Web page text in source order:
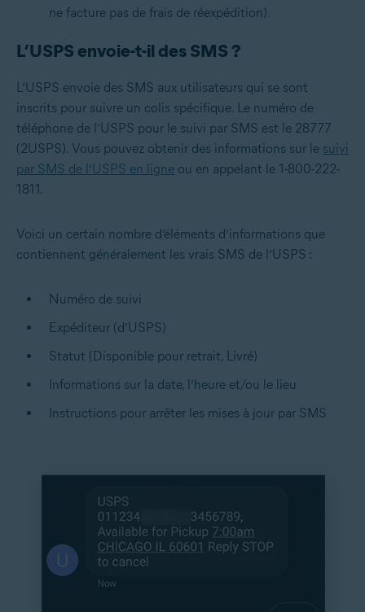
ne facture pas de frais de réexpédition).
L’USPS envoie-t-il des SMS ?
L’USPS envoie des SMS aux utilisateurs qui se sont
inscrits pour suivre un colis spécifique. Le numéro de
téléphone de l’USPS pour le suivi par SMS est le 28777
(2USPS). Vous pouvez obtenir des informations sur le suivi
par SMS de l’USPS en ligne ou en appelant le 1-800-222-
1811.
Voici un certain nombre d’éléments d’informations que
contiennent généralement les vrais SMS de l’USPS :
Numéro de suivi
Expéditeur (d’USPS)
Statut (Disponible pour retrait, Livré)
Informations sur la date, l’heure et/ou le lieu
Instructions pour arrêter les mises à jour par SMS